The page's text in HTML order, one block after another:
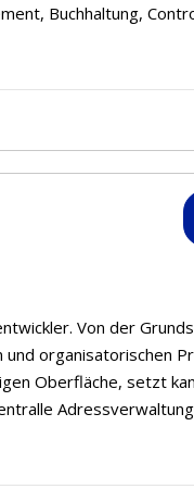
Buchhaltung,
Von der
organisatorischen
Oberfläche, setzt